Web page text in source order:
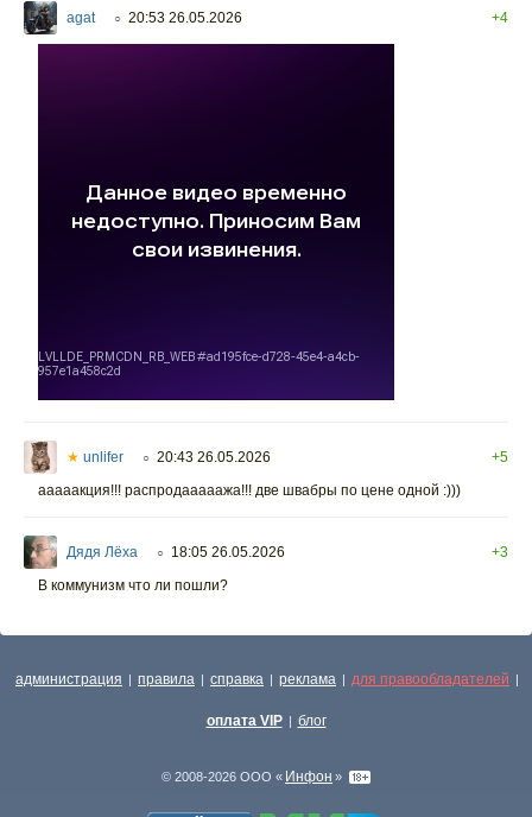
agat ○ 20:53 26.05.2026 +4
★ unlifer ○ 20:43 26.05.2026
+5
ааааакция!!! распродааааажа!!! две швабры по цене одной :)))
Дядя Лёха ○ 18:05 26.05.2026
+3
В коммунизм что ли пошли?
администрация | правила | справка | реклама | для правообладателей |
оплата VIP | блог
© 2008-2026 ООО « Инфон »